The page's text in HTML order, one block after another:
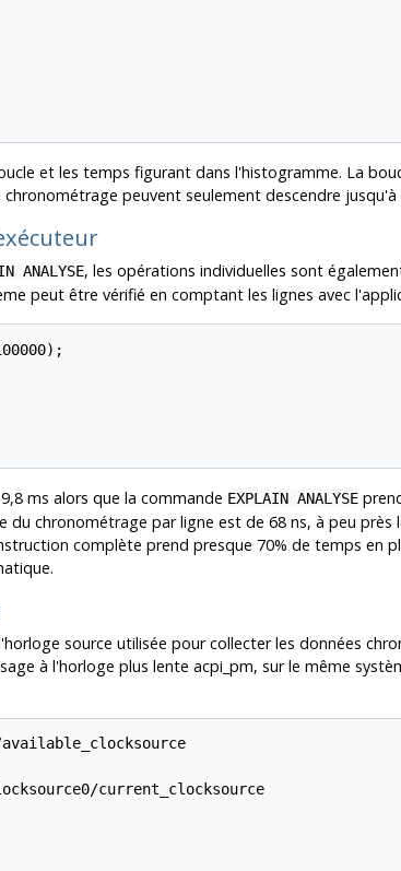
et les temps figurant dans l'histogramme. La
peuvent seulement descendre
ANALYSE, les opérations individuelles sont
peut être vérifié en comptant les lignes avec
ms alors que la commande EXPLAIN ANALYSE
du chronométrage par ligne est de 68 ns, à peu
complète prend presque 70% de temps en
source utilisée pour collecter les données
à l'horloge plus lente acpi_pm, sur le même
current_clocksource